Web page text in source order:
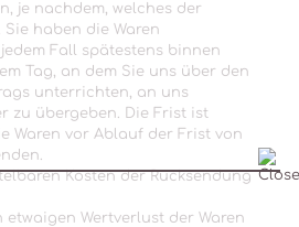
je nachdem, welches der
haben die Waren
Fall spätestens binnen
Tag, an dem Sie uns über den
unterrichten, an uns
zu übergeben. Die Frist ist
Waren vor Ablauf der Frist von
Kosten der Rücksendung
etwaigen Wertverlust der Waren